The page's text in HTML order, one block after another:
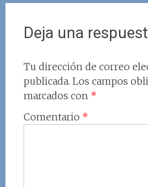
Deja una
Tu dirección de correo
publicada. Los campos
marcados con *
Comentario *